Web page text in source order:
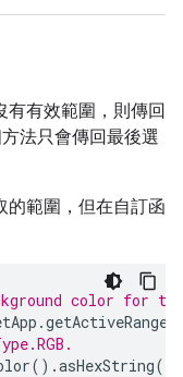
有有效範圍，則傳回
法只會傳回最後選
的範圍，但在自訂函
color for
.getActiveRange
().asHexString